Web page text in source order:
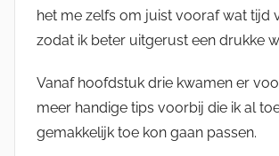
het me zelfs om juist vooraf wat tijd
zodat ik beter uitgerust een drukke
Vanaf hoofdstuk drie kwamen er
meer handige tips voorbij die ik al
gemakkelijk toe kon gaan passen.